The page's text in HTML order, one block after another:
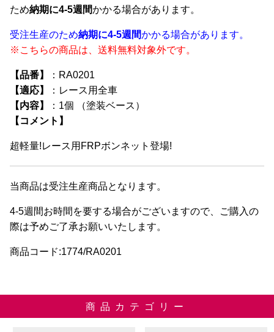
バ
エ
ー
り
オ
プ
シ
品
ペ
ため納期に4-5週間かかる場合があります。
受注生産のため納期に4-5週間かかる場合があります。
※こちらの商品は、送料無料対象外です。
【品番】
：RA0201
【適応】
：レース用全車
【内容】
：1個 （塗装ベース）
【コメント】
超軽量!レース用FRPボンネット登場!
当商品は受注生産商品となります。
4-5週間お時間を要する場合がございますので、ご購入の
際は予めご了承お願いいたします。
商品コード:1774/RA0201
商品カテゴリー